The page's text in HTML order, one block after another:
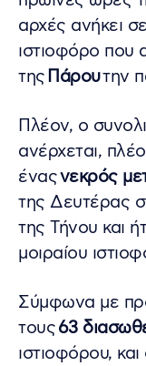
αρχές ανήκει
ιστιοφόρο που
τηςΠάρουτην
Πλέον, ο
ανέρχεται,
έναςνεκρός
της Δευτέρας
της Τήνου και
μοιραίου
Σύμφωνα με
τους63
ιστιοφόρου,